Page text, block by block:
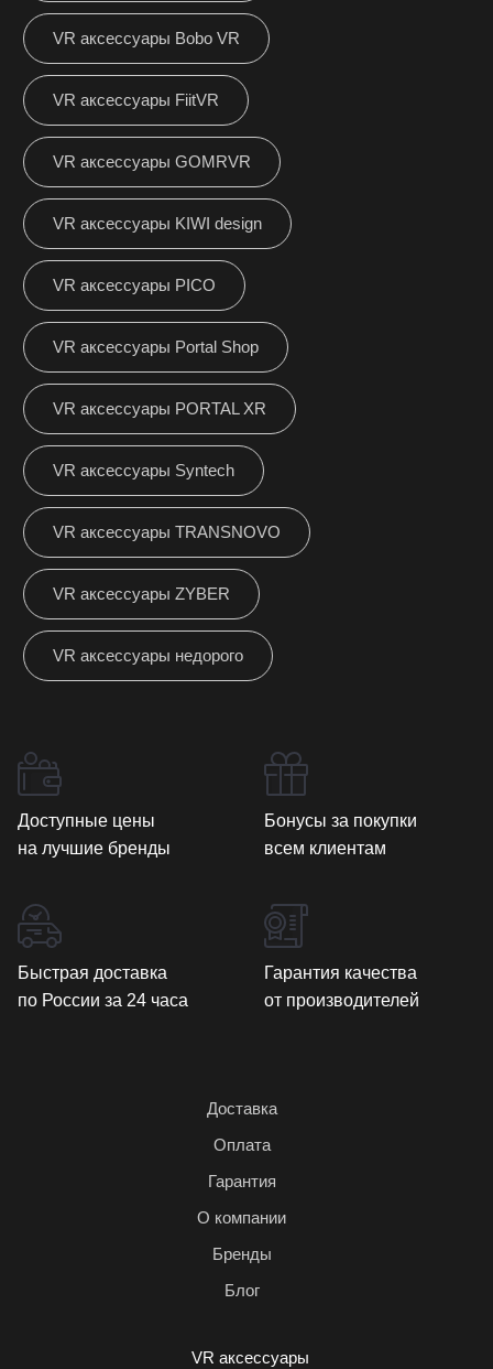
VR аксессуары Bobo VR
VR аксессуары FiitVR
VR аксессуары GOMRVR
VR аксессуары KIWI design
VR аксессуары PICO
VR аксессуары Portal Shop
VR аксессуары PORTAL XR
VR аксессуары Syntech
VR аксессуары TRANSNOVO
VR аксессуары ZYBER
VR аксессуары недорого
Доступные цены
на лучшие бренды
Бонусы за покупки
всем клиентам
Быстрая доставка
по России за 24 часа
Гарантия качества
от производителей
Доставка
Оплата
Гарантия
О компании
Бренды
Блог
VR аксессуары